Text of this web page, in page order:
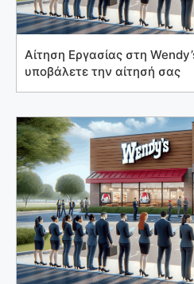
Αίτηση Εργασίας στη
υποβάλετε την αίτησή σας